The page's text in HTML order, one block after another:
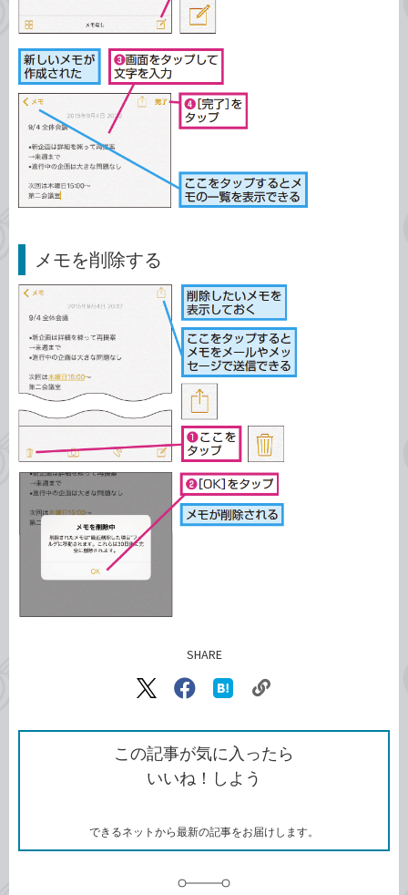
メモを削除する
SHARE
X（旧
で
シ
ェ
ア
Facebook
シ
ェ
ア
な
ッ
ク
ク
ク
を
コ
この記事が気に入ったら
いいね！しよう
できるネットから最新の記事をお届けします。